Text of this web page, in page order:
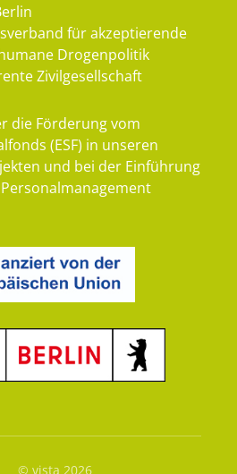
für akzeptierende
Drogenpolitik
Zivilgesellschaft
die Förderung vom
(ESF) in unseren
und bei der Einführung
© vista 2026